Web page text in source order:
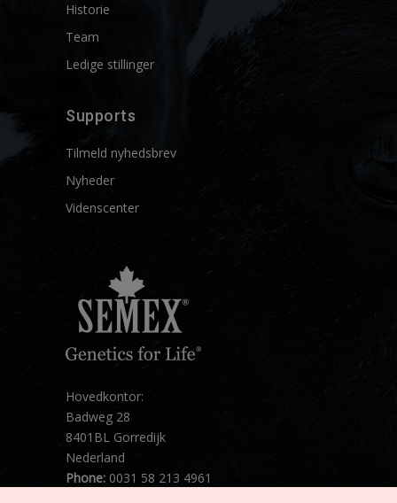
Historie
Team
Ledige stillinger
Supports
Tilmeld nyhedsbrev
Nyheder
Videnscenter
Hovedkontor:
Badweg 28
8401BL Gorredijk
Nederland
Phone: 0031 58 213 4961